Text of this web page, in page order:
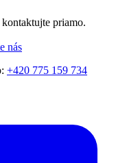
kontaktujte priamo.
nás
+420 775 159 734